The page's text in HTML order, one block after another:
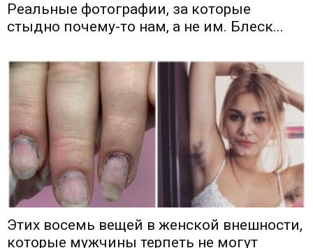
Реальные фотографии, за которые
стыдно почему-то нам, а не им. Блеск...
Этих восемь вещей в женской внешности,
которые мужчины терпеть не могут